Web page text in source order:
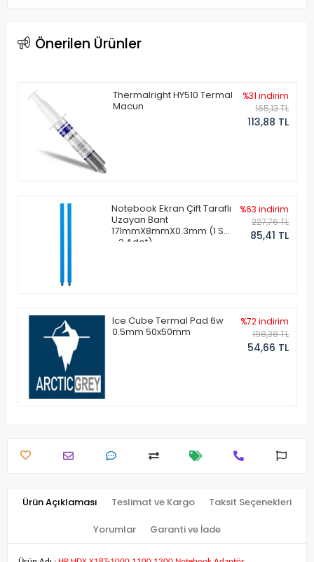
Önerilen Ürünler
Thermalright HY510 Termal
Macun
%31 indirim
165,13 TL
113,88 TL
Notebook Ekran Çift Taraflı
Uzayan Bant
171mmX8mmX0.3mm (1 Set
- 2 Adet)
%63 indirim
227,76 TL
85,41 TL
Ice Cube Termal Pad 6w
0.5mm 50x50mm
%72 indirim
198,38 TL
54,66 TL
Ürün Açıklaması Teslimat ve Kargo Taksit Seçenekleri
Yorumlar Garanti ve İade